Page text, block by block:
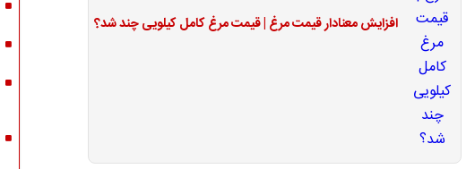
افزایش معنادار قیمت مرغ | قیمت مرغ کامل کیلویی چند شد؟